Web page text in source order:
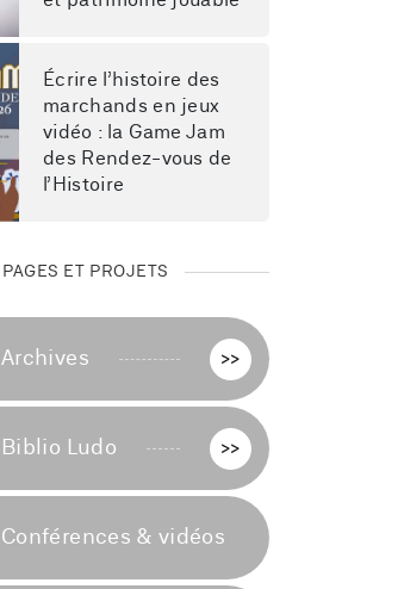
Écrire l’histoire des
marchands en jeux
vidéo : la Game Jam
des Rendez-vous de
l’Histoire
PAGES ET PROJETS
Archives >>
Biblio Ludo >>
Conférences & vidéos